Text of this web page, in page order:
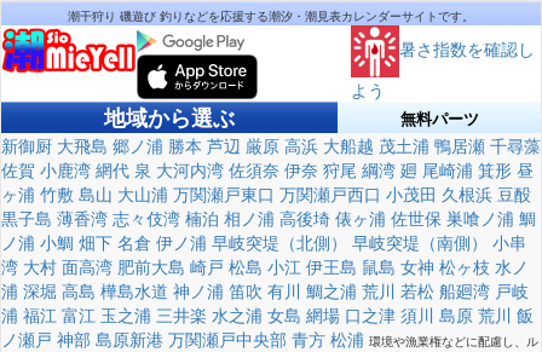
潮干狩り 磯遊び 釣りなどを応援する潮汐・潮見表カレンダーサイトです。
暑さ指数を確認し
よう
地域から選ぶ 無料パーツ
新御厨 大飛島 郷ノ浦 勝本 芦辺 厳原 高浜 大船越 茂土浦 鴨居瀬 千尋藻
佐賀 小鹿湾 網代 泉 大河内湾 佐須奈 伊奈 狩尾 綱湾 廻 尾崎浦 箕形 昼
ヶ浦 竹敷 島山 大山浦 万関瀬戸東口 万関瀬戸西口 小茂田 久根浜 豆酘
黒子島 薄香湾 志々伎湾 楠泊 相ノ浦 高後埼 俵ヶ浦 佐世保 巣喰ノ浦 鯛
ノ浦 小鯛 畑下 名倉 伊ノ浦 早岐突堤（北側） 早岐突堤（南側）
小串
湾 大村 面高湾 肥前大島 崎戸 松島 小江 伊王島 鼠島 女神 松ヶ枝 水ノ
浦 深堀 高島 樺島水道 神ノ浦 笛吹 有川 鯛之浦 荒川 若松 船廻湾 戸岐
浦 福江 富江 玉之浦 三井楽 水之浦 女島 網場 口之津 須川 島原 荒川 飯
ノ瀬戸 神部 島原新港 万関瀬戸中央部 青方 松浦 環境や漁業権などに配慮し、ル